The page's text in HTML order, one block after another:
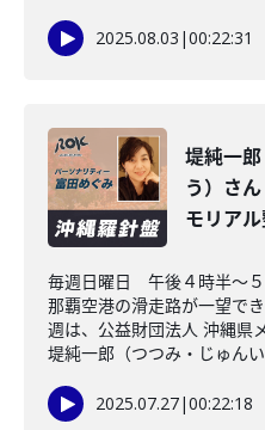
2025.08.03 |00:22:31
堤純一
う）さ
モリアル
毎週日曜日 午後４時半～
那覇空港の滑走路が一望で
週は、公益財団法人 沖縄県
堤純一郎（つつみ・じゅん
2025.07.27|00:22:18